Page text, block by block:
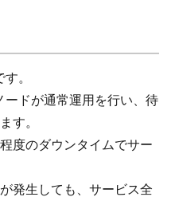
。
ードが通常運用を行い、待
す。
度のダウンタイムでサー
発生しても、サービス全